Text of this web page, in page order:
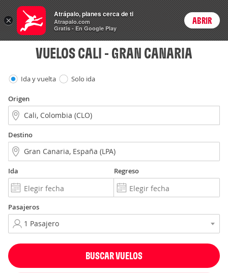
Vuelos Login
VUELOS CALI - GRAN CANARIA
Ida y vuelta Solo ida
Origen
Destino
Ida Regreso
Pasajeros
BUSCAR VUELOS
×
Atrápalo, planes cerca de ti
Atrapalo.com
Gratis - En Google Play
ABRIR